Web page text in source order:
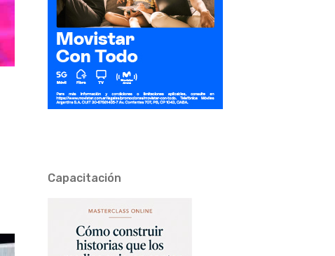
Capacitación